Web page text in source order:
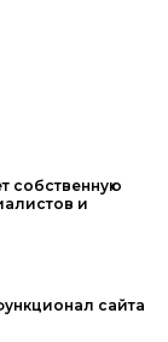
собственную
и
сайта